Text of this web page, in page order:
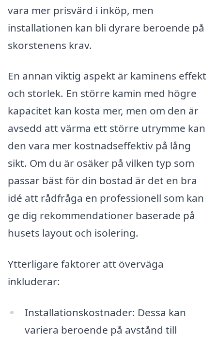
vara mer prisvärd i inköp, men
installationen kan bli dyrare beroende på
skorstenens krav.
En annan viktig aspekt är kaminens effekt
och storlek. En större kamin med högre
kapacitet kan kosta mer, men om den är
avsedd att värma ett större utrymme kan
den vara mer kostnadseffektiv på lång
sikt. Om du är osäker på vilken typ som
passar bäst för din bostad är det en bra
idé att rådfråga en professionell som kan
ge dig rekommendationer baserade på
husets layout och isolering.
Ytterligare faktorer att överväga
inkluderar:
Installationskostnader: Dessa kan
variera beroende på avstånd till